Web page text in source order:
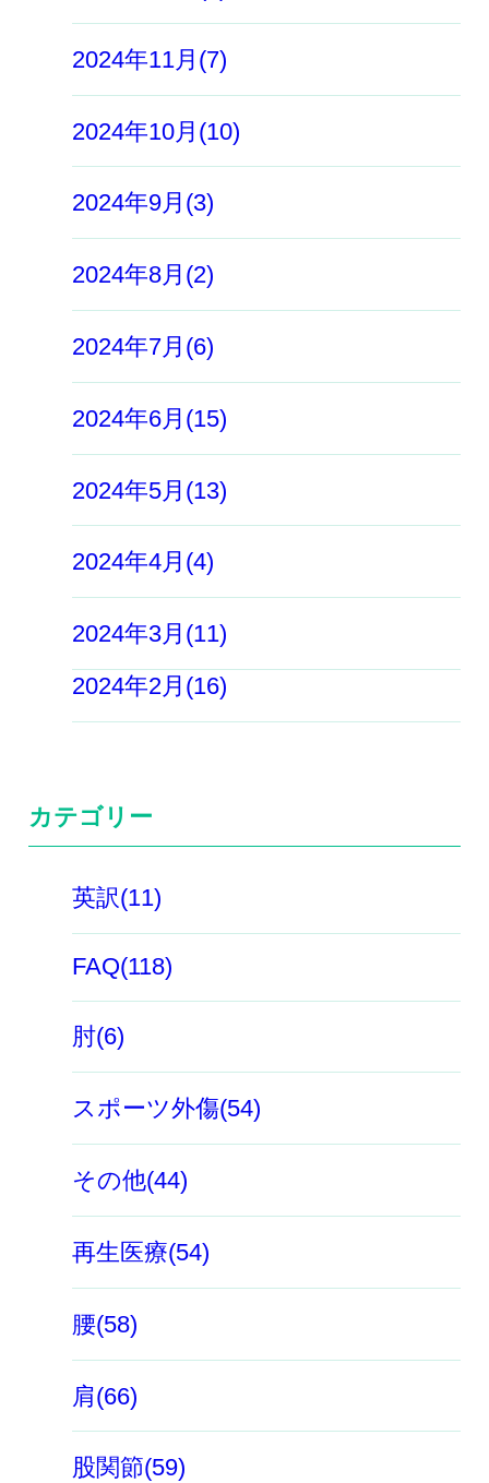
2024年11月(7)
2024年10月(10)
2024年9月(3)
2024年8月(2)
2024年7月(6)
2024年6月(15)
2024年5月(13)
2024年4月(4)
2024年3月(11)
2024年2月(16)
カテゴリー
英訳(11)
FAQ(118)
肘(6)
スポーツ外傷(54)
その他(44)
再生医療(54)
腰(58)
肩(66)
股関節(59)